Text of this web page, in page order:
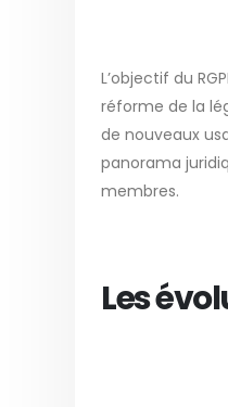
L’objectif du
réforme de la
de nouveaux
panorama
membres.
Les